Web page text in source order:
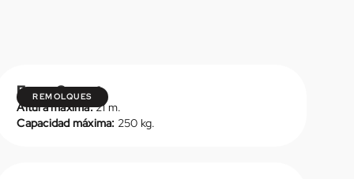
REMOLQUES
Easy Smart
Altura máxima:21 m.
Capacidad máxima: 250 kg.